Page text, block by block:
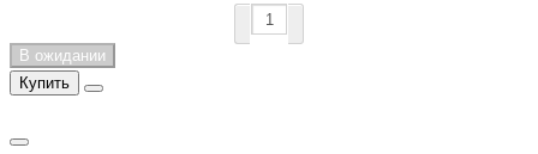
В ожидании
Купить